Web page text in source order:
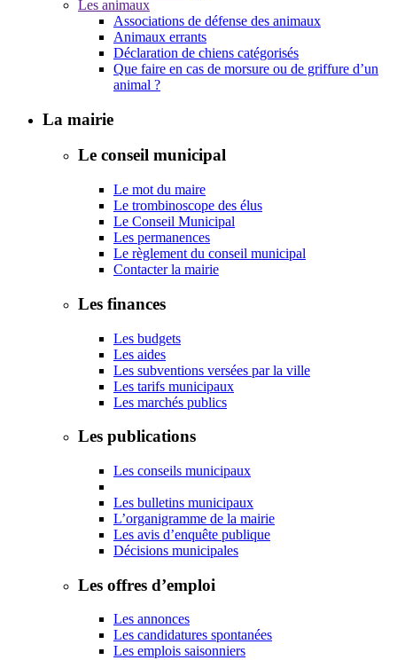
Les animaux
Associations de défense des animaux
Animaux errants
Déclaration de chiens catégorisés
Que faire en cas de morsure ou de griffure d’un
animal ?
La mairie
Le conseil municipal
Le mot du maire
Le trombinoscope des élus
Le Conseil Municipal
Les permanences
Le règlement du conseil municipal
Contacter la mairie
Les finances
Les budgets
Les aides
Les subventions versées par la ville
Les tarifs municipaux
Les marchés publics
Les publications
Les conseils municipaux
Les bulletins municipaux
L’organigramme de la mairie
Les avis d’enquête publique
Décisions municipales
Les offres d’emploi
Les annonces
Les candidatures spontanées
Les emplois saisonniers